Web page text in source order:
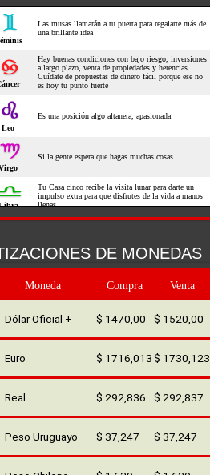
DE MONEDAS
Moneda Compra Venta
Dólar Oficial + $ 1470,00 $ 1520,00
Euro $ 1716,013$ 1730,123
Real $ 292,836 $ 292,837
Peso Uruguayo $ 37,247 $ 37,247